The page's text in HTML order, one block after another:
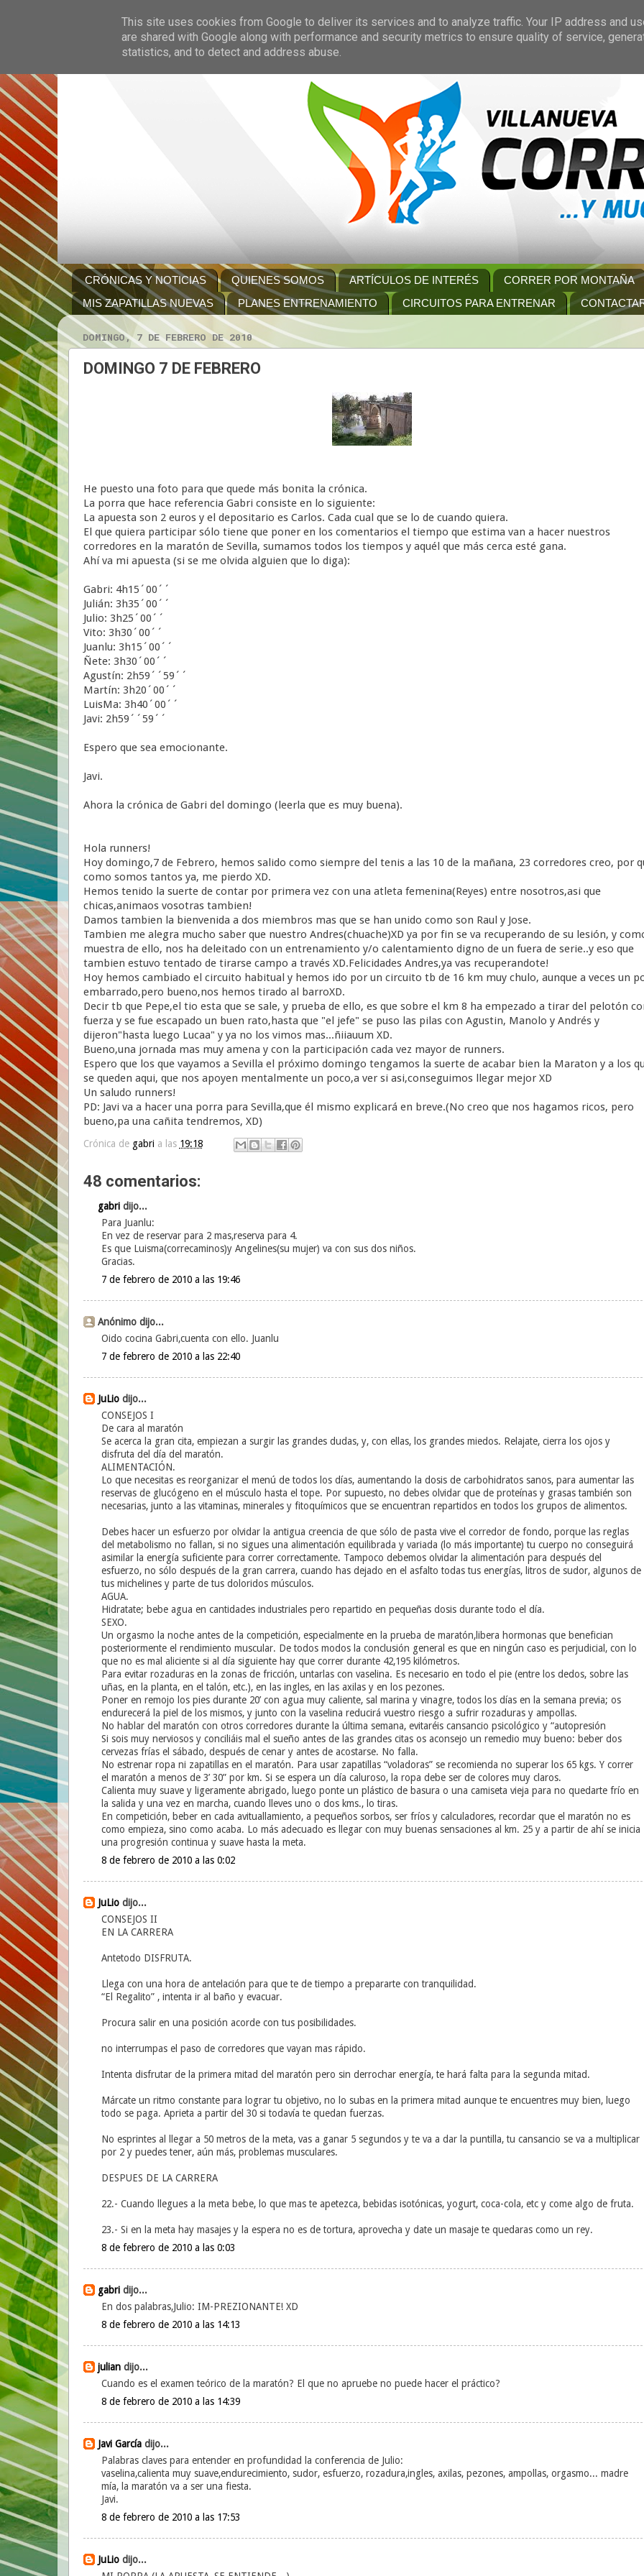
CRÓNICAS Y NOTICIAS QUIENES SOMOS ARTÍCULOS DE INTERÉS
CORRER POR MONTAÑA
MIS ZAPATILLAS NUEVAS
PLANES ENTRENAMIENTO CIRCUITOS PARA ENTRENAR
DOMINGO, 7 DE FEBRERO DE 2010
DOMINGO 7 DE FEBRERO
He puesto una foto para que quede más bonita la crónica.
La porra que hace referencia Gabri consiste en lo siguiente:
La apuesta son 2 euros y el depositario es Carlos. Cada cual que se lo de cuando quiera.
El que quiera participar sólo tiene que poner en los comentarios el tiempo que estima van a hacer nuestros
corredores en la maratón de Sevilla, sumamos todos los tiempos y aquél que más cerca esté gana.
Ahí va mi apuesta (si se me olvida alguien que lo diga):
Gabri: 4h15´00´´
Julián: 3h35´00´´
Julio: 3h25´00´´
Vito: 3h30´00´´
Juanlu: 3h15´00´´
Ñete: 3h30´00´´
Agustín: 2h59´´59´´
Martín: 3h20´00´´
LuisMa: 3h40´00´´
Javi: 2h59´´59´´
Espero que sea emocionante.
Javi.
Ahora la crónica de Gabri del domingo (leerla que es muy buena).
Hola runners!
Hoy domingo,7 de Febrero, hemos salido como siempre del tenis a las 10 de la mañana, 23 corredores creo, por
como somos tantos ya, me pierdo XD.
Hemos tenido la suerte de contar por primera vez con una atleta femenina(Reyes) entre nosotros,asi que
chicas,animaos vosotras tambien!
Damos tambien la bienvenida a dos miembros mas que se han unido como son Raul y Jose.
Tambien me alegra mucho saber que nuestro Andres(chuache)XD ya por fin se va recuperando de su lesión, y
muestra de ello, nos ha deleitado con un entrenamiento y/o calentamiento digno de un fuera de serie..y eso que
tambien estuvo tentado de tirarse campo a través XD.Felicidades Andres,ya vas recuperandote!
Hoy hemos cambiado el circuito habitual y hemos ido por un circuito tb de 16 km muy chulo, aunque a veces un
embarrado,pero bueno,nos hemos tirado al barroXD.
Decir tb que Pepe,el tio esta que se sale, y prueba de ello, es que sobre el km 8 ha empezado a tirar del pelotón
fuerza y se fue escapado un buen rato,hasta que "el jefe" se puso las pilas con Agustin, Manolo y Andrés y
dijeron"hasta luego Lucaa" y ya no los vimos mas...ñiiauum XD.
Bueno,una jornada mas muy amena y con la participación cada vez mayor de runners.
Espero que los que vayamos a Sevilla el próximo domingo tengamos la suerte de acabar bien la Maraton y a los
se queden aqui, que nos apoyen mentalmente un poco,a ver si asi,conseguimos llegar mejor XD
Un saludo runners!
PD: Javi va a hacer una porra para Sevilla,que él mismo explicará en breve.(No creo que nos hagamos ricos, pero
bueno,pa una cañita tendremos, XD)
Crónica de gabri a las 19:18
48 comentarios:
gabridijo...
Para Juanlu:
En vez de reservar para 2 mas,reserva para 4.
Es que Luisma(correcaminos)y Angelines(su mujer) va con sus dos niños.
Gracias.
7 de febrero de 2010 a las 19:46
Anónimo dijo...
Oido cocina Gabri,cuenta con ello. Juanlu
7 de febrero de 2010 a las 22:40
JuLiodijo...
CONSEJOS I
De cara al maratón
Se acerca la gran cita, empiezan a surgir las grandes dudas, y, con ellas, los grandes miedos. Relajate, cierra los ojos y
disfruta del día del maratón.
ALIMENTACIÓN.
Lo que necesitas es reorganizar el menú de todos los días, aumentando la dosis de carbohidratos sanos, para aumentar las
reservas de glucógeno en el músculo hasta el tope. Por supuesto, no debes olvidar que de proteínas y grasas también son
necesarias, junto a las vitaminas, minerales y fitoquímicos que se encuentran repartidos en todos los grupos de alimentos.
Debes hacer un esfuerzo por olvidar la antigua creencia de que sólo de pasta vive el corredor de fondo, porque las reglas
del metabolismo no fallan, si no sigues una alimentación equilibrada y variada (lo más importante) tu cuerpo no conseguirá
asimilar la energía suficiente para correr correctamente. Tampoco debemos olvidar la alimentación para después del
esfuerzo, no sólo después de la gran carrera, cuando has dejado en el asfalto todas tus energías, litros de sudor, algunos de
tus michelines y parte de tus doloridos músculos.
AGUA.
Hidratate; bebe agua en cantidades industriales pero repartido en pequeñas dosis durante todo el día.
SEXO.
Un orgasmo la noche antes de la competición, especialmente en la prueba de maratón,libera hormonas que benefician
posteriormente el rendimiento muscular. De todos modos la conclusión general es que en ningún caso es perjudicial, con lo
que no es mal aliciente si al día siguiente hay que correr durante 42,195 kilómetros.
Para evitar rozaduras en la zonas de fricción, untarlas con vaselina. Es necesario en todo el pie (entre los dedos, sobre las
uñas, en la planta, en el talón, etc.), en las ingles, en las axilas y en los pezones.
Poner en remojo los pies durante 20’ con agua muy caliente, sal marina y vinagre, todos los días en la semana previa; os
endurecerá la piel de los mismos, y junto con la vaselina reducirá vuestro riesgo a sufrir rozaduras y ampollas.
No hablar del maratón con otros corredores durante la última semana, evitaréis cansancio psicológico y “autopresión
Si sois muy nerviosos y conciliáis mal el sueño antes de las grandes citas os aconsejo un remedio muy bueno: beber dos
cervezas frías el sábado, después de cenar y antes de acostarse. No falla.
No estrenar ropa ni zapatillas en el maratón. Para usar zapatillas “voladoras” se recomienda no superar los 65 kgs. Y correr
el maratón a menos de 3’ 30” por km. Si se espera un día caluroso, la ropa debe ser de colores muy claros.
Calienta muy suave y ligeramente abrigado, luego ponte un plástico de basura o una camiseta vieja para no quedarte frío en
la salida y una vez en marcha, cuando lleves uno o dos kms., lo tiras.
En competición, beber en cada avituallamiento, a pequeños sorbos, ser fríos y calculadores, recordar que el maratón no es
como empieza, sino como acaba. Lo más adecuado es llegar con muy buenas sensaciones al km. 25 y a partir de ahí se inicia
una progresión continua y suave hasta la meta.
8 de febrero de 2010 a las 0:02
JuLiodijo...
CONSEJOS II
EN LA CARRERA
Antetodo DISFRUTA.
Llega con una hora de antelación para que te de tiempo a prepararte con tranquilidad.
“El Regalito” , intenta ir al baño y evacuar.
Procura salir en una posición acorde con tus posibilidades.
no interrumpas el paso de corredores que vayan mas rápido.
Intenta disfrutar de la primera mitad del maratón pero sin derrochar energía, te hará falta para la segunda mitad.
Márcate un ritmo constante para lograr tu objetivo, no lo subas en la primera mitad aunque te encuentres muy bien, luego
todo se paga. Aprieta a partir del 30 si todavía te quedan fuerzas.
No esprintes al llegar a 50 metros de la meta, vas a ganar 5 segundos y te va a dar la puntilla, tu cansancio se va a multiplicar
por 2 y puedes tener, aún más, problemas musculares.
DESPUES DE LA CARRERA
22.- Cuando llegues a la meta bebe, lo que mas te apetezca, bebidas isotónicas, yogurt, coca-cola, etc y come algo de fruta.
23.- Si en la meta hay masajes y la espera no es de tortura, aprovecha y date un masaje te quedaras como un rey.
8 de febrero de 2010 a las 0:03
gabridijo...
En dos palabras,Julio: IM-PREZIONANTE! XD
8 de febrero de 2010 a las 14:13
juliandijo...
Cuando es el examen teórico de la maratón? El que no apruebe no puede hacer el práctico?
8 de febrero de 2010 a las 14:39
Javi Garcíadijo...
Palabras claves para entender en profundidad la conferencia de Julio:
vaselina,calienta muy suave,endurecimiento, sudor, esfuerzo, rozadura,ingles, axilas, pezones, ampollas, orgasmo... madre
mía, la maratón va a ser una fiesta.
Javi.
8 de febrero de 2010 a las 17:53
JuLiodijo...
This site uses cookies from Google to deliver its services and to analyze traffic. Your IP address and
are shared with Google along with performance and security metrics to ensure quality of service,
statistics, and to detect and address abuse.